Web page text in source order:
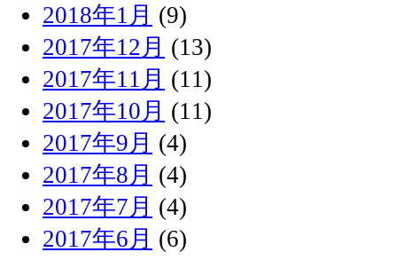
2018年1月 (9)
2017年12月 (13)
2017年11月 (11)
2017年10月 (11)
2017年9月 (4)
2017年8月 (4)
2017年7月 (4)
2017年6月 (6)